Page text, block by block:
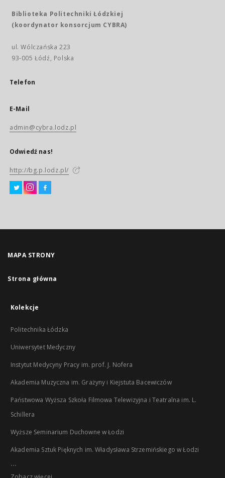
Biblioteka Politechniki Łódzkiej
(koordynator konsorcjum CYBRA)
ul. Wólczańska 223
93-005 Łódź, Polska
Telefon
E-Mail
admin@cybra.lodz.pl
Odwiedź nas!
http://bg.p.lodz.pl/
MAPA STRONY
Strona główna
Kolekcje
Politechnika Łódzka
Uniwersytet Medyczny
Instytut Medycyny Pracy im. prof. J. Nofera
Akademia Muzyczna im. Grażyny i Kiejstuta Bacewiczów
Państwowa Wyższa Szkoła Filmowa Telewizyjna i Teatralna im. L.
Schillera
Wyższe Seminarium Duchowne w Łodzi
Akademia Sztuk Pięknych im. Władysława Strzemińskiego w Łodzi
...